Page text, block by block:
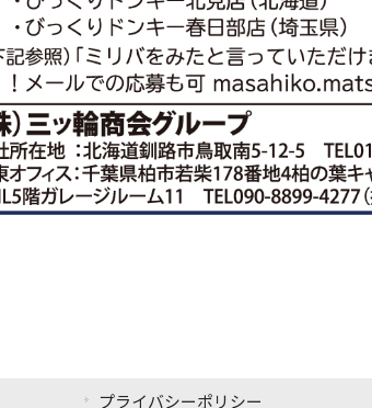
プライバシーポリシー